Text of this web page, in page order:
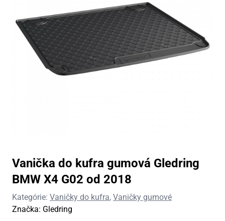
Vanička do kufra gumová Gledring
BMW X4 G02 od 2018
Kategórie: Vaničky do kufra, Vaničky gumové
Značka: Gledring